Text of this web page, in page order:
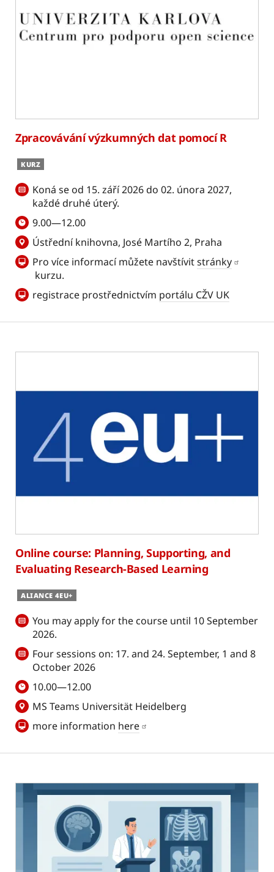
Zpracovávání výzkumných dat pomocí R
KURZ
Koná se od 15. září 2026 do 02. února 2027,
každé druhé úterý.
9.00—12.00
Ústřední knihovna, José Martího 2, Praha
Pro více informací můžete navštívitstránky
kurzu.
registrace prostřednictvím portálu CŽV UK
Online course: Planning, Supporting, and
Evaluating Research-Based Learning
ALIANCE 4EU+
You may apply for the course until 10 September
2026.
Four sessions on: 17. and 24. September, 1 and 8
October 2026
10.00—12.00
MS Teams Universität Heidelberg
more information here